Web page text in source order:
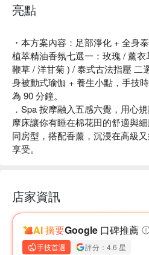
亮點
・本方案內容：足部淨化 + 全身
植萃精油香氛七選一：玫瑰 / 薰
鞭草 / 洋甘菊 ) / 泰式古法指壓 二
身被動式瑜伽 + 養生小點，手技
為 90 分鐘。
．Spa 按摩融入五感六覺，用心
摩床讓你有睡在棉花田的舒適與
同房型，搭配香薰，沉浸在高級
享受。
店家資訊
AI 摘要Google 口碑推薦
手技首選 評分：4.6 星